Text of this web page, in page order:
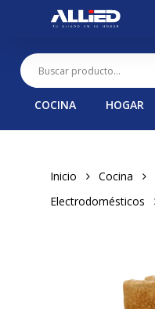
content
COCINA HOGAR
Inicio Cocina
Electrodomésticos